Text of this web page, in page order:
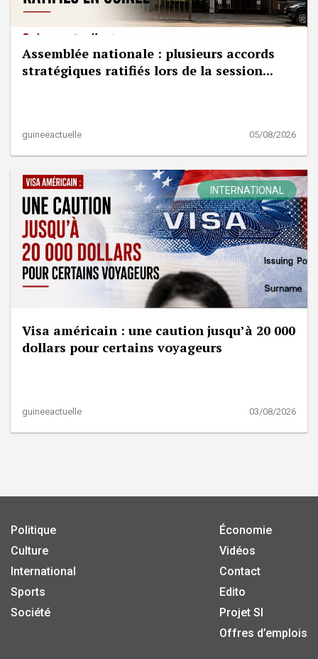
Assemblée nationale : plusieurs accords
stratégiques ratifiés lors de la session...
guineeactuelle 05/08/2026
INTERNATIONAL
Visa américain : une caution jusqu’à 20 000
dollars pour certains voyageurs
guineeactuelle 03/08/2026
Politique
Culture
International
Sports
Société
Économie
Vidéos
Contact
Edito
Projet SI
Offres d’emplois